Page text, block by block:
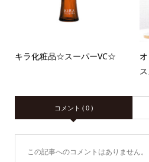
キラ化粧品☆スーパーVC☆
コメント ( 0 )
この記事へのコメントはありません。